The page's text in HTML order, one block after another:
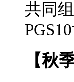
共同
【秋